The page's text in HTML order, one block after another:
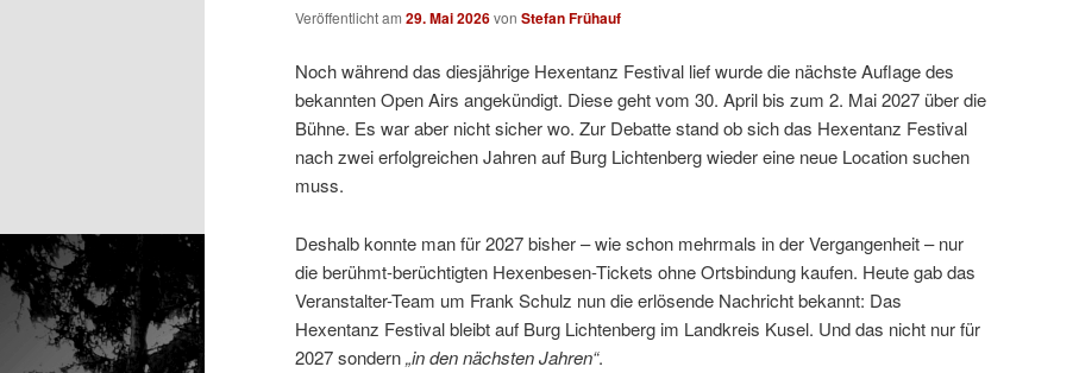
Veröffentlicht am 29. Mai 2026von Stefan Frühauf
Noch während das diesjährige Hexentanz Festival lief wurde die nächste Auflage des
bekannten Open Airs angekündigt. Diese geht vom 30. April bis zum 2. Mai 2027 über die
Bühne. Es war aber nicht sicher wo. Zur Debatte stand ob sich das Hexentanz Festival
nach zwei erfolgreichen Jahren auf Burg Lichtenberg wieder eine neue Location suchen
muss.
Deshalb konnte man für 2027 bisher – wie schon mehrmals in der Vergangenheit – nur
die berühmt-berüchtigten Hexenbesen-Tickets ohne Ortsbindung kaufen. Heute gab das
Veranstalter-Team um Frank Schulz nun die erlösende Nachricht bekannt: Das
Hexentanz Festival bleibt auf Burg Lichtenberg im Landkreis Kusel. Und das nicht nur für
2027 sondern„in den nächsten Jahren“.